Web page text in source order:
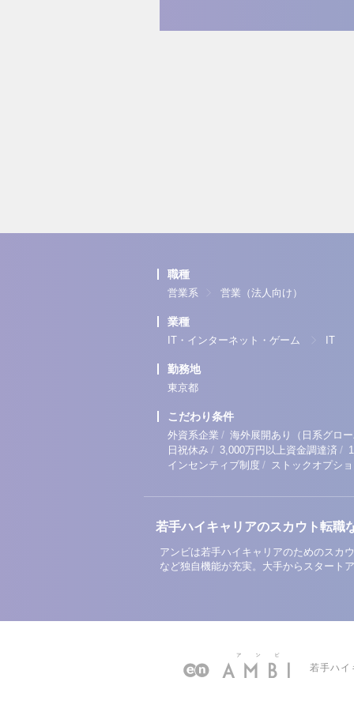
職種
営業系 営業（法人向け）
業種
IT・インターネット・ゲーム IT
勤務地
東京都
こだわり条件
外資系企業 / 海外展開あり（日系グロ
日祝休み / 3,000万円以上資金調達済 /
インセンティブ制度 / ストックオプシ
若手ハイキャリアのスカウト転職
アンビは若手ハイキャリアのためのスカ
など独自機能が充実。大手からスタート
若手ハ